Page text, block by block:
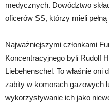
medycznych. Dowództwo
oficerów SS, którzy mieli
Najważniejszymi członkami
Koncentracyjnego byli Rudolf
Liebehenschel. To właśnie
zabity w komorach gazowych
wykorzystywanie ich jako